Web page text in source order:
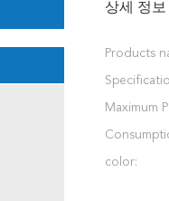
상세 정보
Products
Maximum
color: